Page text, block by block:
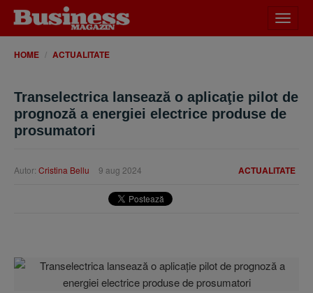
meniu
HOME ACTUALITATE
Transelectrica lansează o aplicaţie pilot de
prognoză a energiei electrice produse de
prosumatori
ACTUALITATE
Autor: Cristina Bellu 9 aug 2024